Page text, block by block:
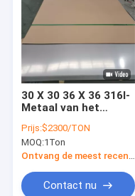
30 X 30 36 X 36 316l-
Metaal van het
2b beëindigt 2 Mm
1,5 Mm
Prijs:$2300/TON
MOQ:1Ton
Ontvang de meest recente Prijs
Contact nu